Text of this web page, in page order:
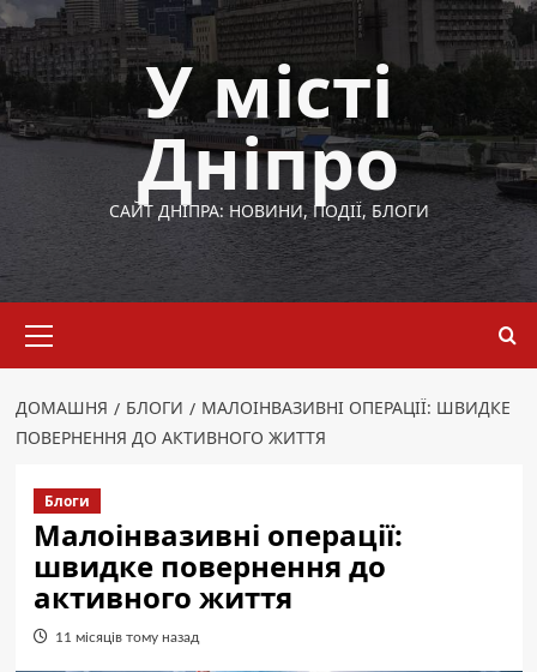
Перейти
до
вмісту
У місті
Дніпро
САЙТ ДНІПРА: НОВИНИ, ПОДІЇ, БЛОГИ
меню
ДОМАШНЯ БЛОГИ
МАЛОІНВАЗИВНІ ОПЕРАЦІЇ: ШВИДКЕ
ПОВЕРНЕННЯ ДО АКТИВНОГО ЖИТТЯ
Блоги
Малоінвазивні операції:
швидке повернення до
активного життя
11 місяців тому назад